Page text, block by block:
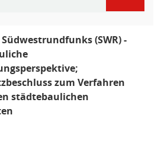
(SWR) -
zum Verfahren
städtebaulichen